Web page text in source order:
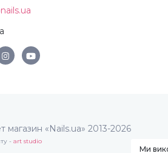
магазин «Nails.ua» 2013-2026
- art studio
Ми